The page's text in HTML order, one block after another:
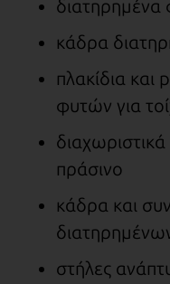
διατηρημένα
κάδρα
πλακίδια
φυτών για
πράσινο
κάδρα και
στήλες